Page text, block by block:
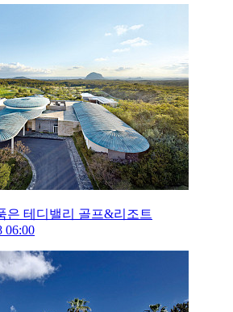
은 테디밸리 골프&리조트
06:00